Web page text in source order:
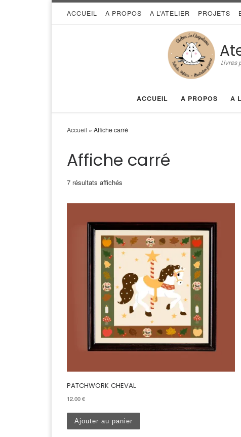
ACCUEIL A PROPOS A L’ATELIER PROJETS
Livres
ACCUEIL A PROPOS A
Accueil » Affiche carré
Affiche carré
7 résultats affichés
PATCHWORK CHEVAL
12.00€
Ajouter au panier